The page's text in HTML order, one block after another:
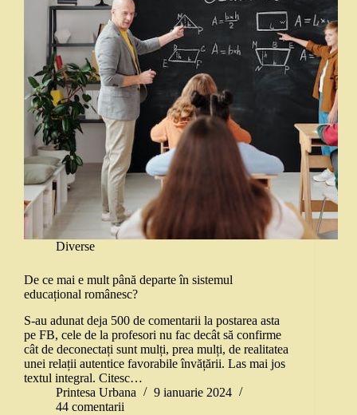
Diverse
De ce mai e mult până departe în sistemul
educațional românesc?
S-au adunat deja 500 de comentarii la postarea asta
pe FB, cele de la profesori nu fac decât să confirme
cât de deconectați sunt mulți, prea mulți, de realitatea
unei relații autentice favorabile învățării. Las mai jos
textul integral. Citesc…
Printesa Urbana
9 ianuarie 2024
44 comentarii